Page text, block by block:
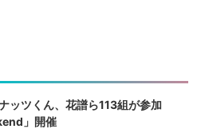
ッツくん、花譜ら113組が参加
」開催